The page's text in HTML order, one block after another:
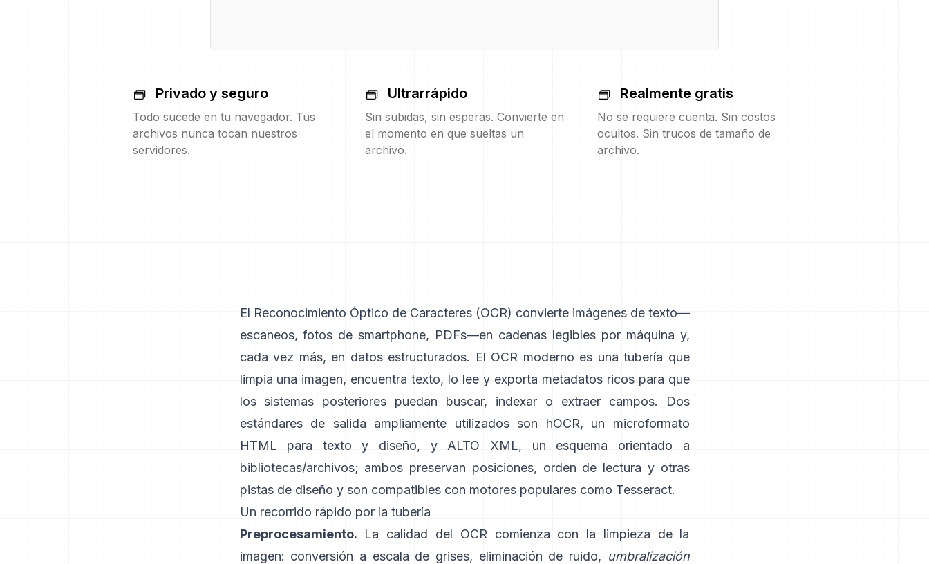
Privado y seguro
Todo sucede en tu navegador. Tus
archivos nunca tocan nuestros
servidores.
Ultrarrápido
Sin subidas, sin esperas. Convierte en
el momento en que sueltas un
archivo.
Realmente gratis
No se requiere cuenta. Sin costos
ocultos. Sin trucos de tamaño de
archivo.
El Reconocimiento Óptico de Caracteres (OCR) convierte imágenes de texto—
escaneos, fotos de smartphone, PDFs—en cadenas legibles por máquina y,
cada vez más, en datos estructurados. El OCR moderno es una tubería que
limpia una imagen, encuentra texto, lo lee y exporta metadatos ricos para que
los sistemas posteriores puedan buscar, indexar o extraer campos. Dos
estándares de salida ampliamente utilizados son
hOCR, un microformato
HTML para texto y diseño, y
ALTO XML, un esquema orientado a
bibliotecas/archivos; ambos preservan posiciones, orden de lectura y otras
pistas de diseño y son compatibles con motores populares como Tesseract.
Un recorrido rápido por la tubería
Preprocesamiento. La calidad del OCR comienza con la limpieza de la
imagen: conversión a escala de grises, eliminación de ruido, umbralización